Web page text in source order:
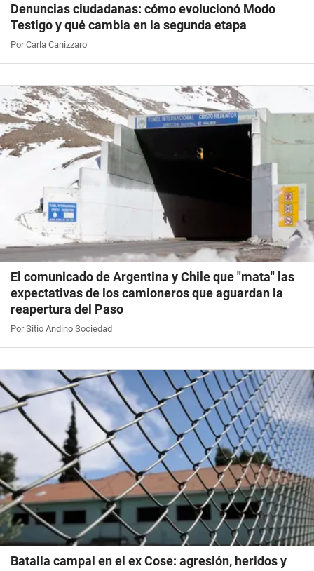
Denuncias ciudadanas: cómo evolucionó Modo
Testigo y qué cambia en la segunda etapa
Por Carla Canizzaro
El comunicado de Argentina y Chile que "mata" las
expectativas de los camioneros que aguardan la
reapertura del Paso
Por Sitio Andino Sociedad
Batalla campal en el ex Cose: agresión, heridos y